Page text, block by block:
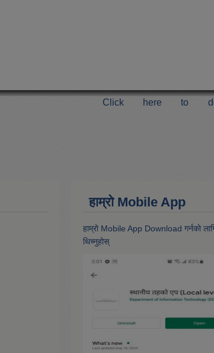
Click here to
हाम्राे Mobile App
हाम्राे Mobile App Download गर्नकाे
थिच्नुहोस्‌